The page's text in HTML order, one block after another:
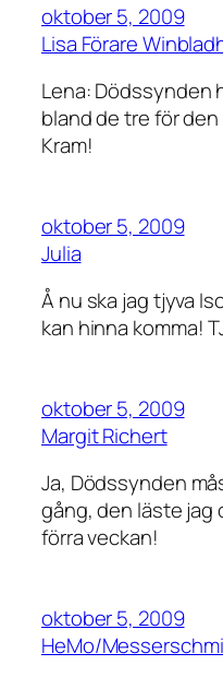
oktober 5, 2009
Lisa Förare
Lena: Dödssynden
bland de tre för
Kram!
oktober 5, 2009
Julia
Å nu ska jag tjyva
kan hinna komma!
oktober 5, 2009
Margit Richert
Ja, Dödssynden
gång, den läste jag
förra veckan!
oktober 5, 2009
HeMo/